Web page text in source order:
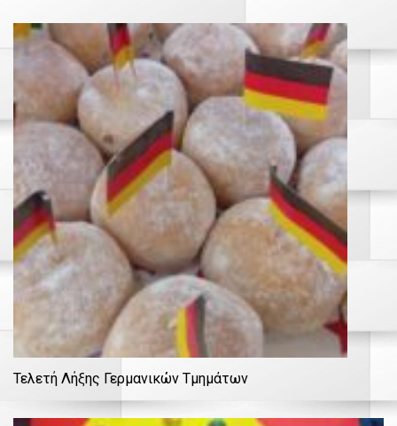
Τελετή Λήξης Γερμανικών Τμημάτων